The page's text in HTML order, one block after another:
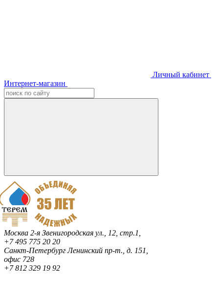
Личный кабинет
Интернет-магазин
Москва 2-я Звенигородская ул., 12, стр.1,
+7 495 775 20 20
Санкт-ПетербургЛенинский пр-т., д. 151,
офис 728
+7 812 329 19 92